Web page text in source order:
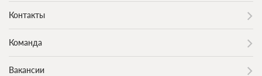
Контакты
Команда
Вакансии